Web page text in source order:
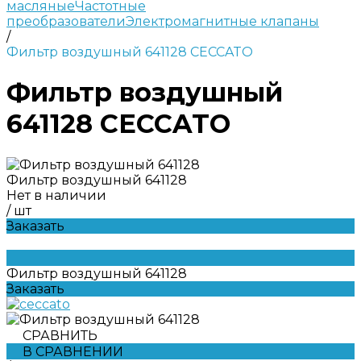
масляныеЧастотные
преобразователиЭлектромагнитные клапаны
/
Фильтр воздушный 641128 CECCATO
Фильтр воздушный
641128 CECCATO
Фильтр воздушный 641128
Нет в наличии
/ шт
Заказать
Фильтр воздушный 641128
Заказать
СРАВНИТЬ
В СРАВНЕНИИ